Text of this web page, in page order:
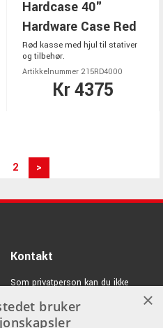
Hardcase 40"
Hardware Case Red
Rød kasse med hjul til stativer
og tilbehør.
Artikkelnummer 215RD4000
Kr 4375
2 >
Kontakt
Som privatperson kan du ikke
kjøpe på denne nettsiden, alt salg
skjer gjennom våre forhandlere.
×
bruker